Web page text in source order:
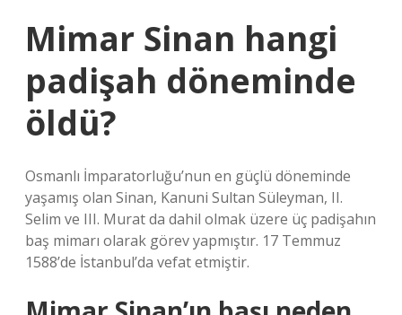
Mimar Sinan hangi
padişah döneminde
öldü?
Osmanlı İmparatorluğu’nun en güçlü döneminde
yaşamış olan Sinan, Kanuni Sultan Süleyman, II.
Selim ve III. Murat da dahil olmak üzere üç padişahın
baş mimarı olarak görev yapmıştır. 17 Temmuz
1588’de İstanbul’da vefat etmiştir.